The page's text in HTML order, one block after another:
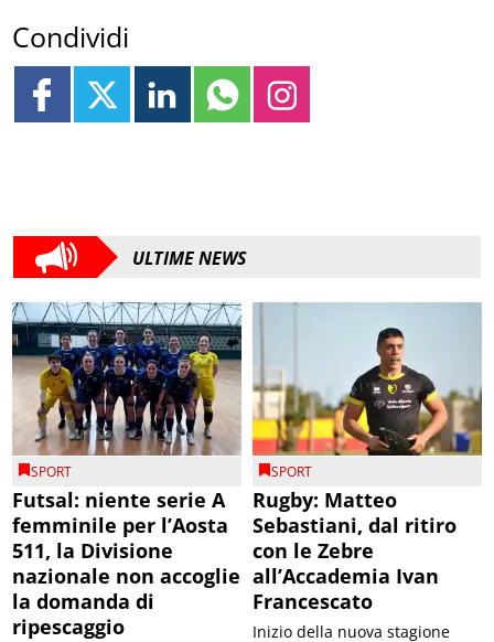
Condividi
ULTIME NEWS
SPORT
Futsal: niente serie A
femminile per l’Aosta
511, la Divisione
nazionale non accoglie
la domanda di
ripescaggio
SPORT
Rugby: Matteo
Sebastiani, dal ritiro
con le Zebre
all’Accademia Ivan
Francescato
Inizio della nuova stagione